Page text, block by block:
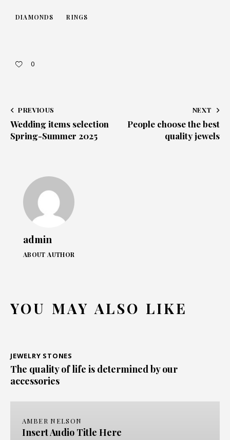
DIAMONDS RINGS
0
PREVIOUS
Wedding items selection
Spring-Summer 2025
NEXT
People choose the best
quality jewels
admin
ABOUT AUTHOR
YOU MAY ALSO LIKE
JEWELRY STONES
The quality of life is determined by our
accessories
AMBER NELSON
Insert Audio Title Here